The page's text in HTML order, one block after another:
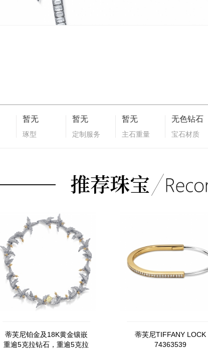
暂无
琢型
暂无
定制服务
暂无
主石重量
无色钻石
宝石材质
蒂芙尼铂金及18K黄金镶嵌
重逾5克拉钻石，重逾5克拉
蒂芙尼TIFFANY LOCK
74363539